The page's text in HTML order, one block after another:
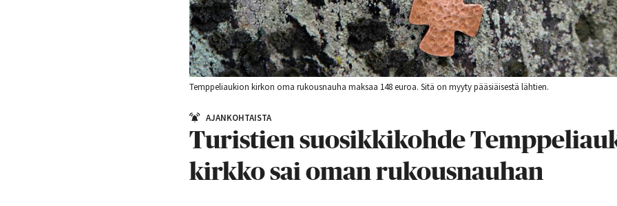
Temppeliaukion kirkon oma rukousnauha maksaa 148 euroa. Sitä on myyty pääsiäisestä lähtien.
AJANKOHTAISTA
Turistien suosikkikohde
kirkko sai oman rukousnauhan